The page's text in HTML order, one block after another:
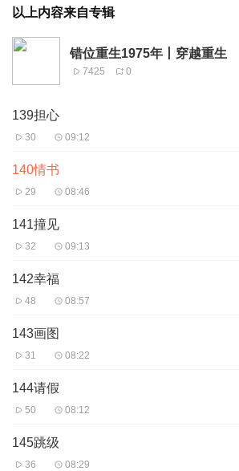
以上内容来自专辑
错位重生1975年丨穿越重生
7425 0
139担心
30 09:12
140情书
29 08:46
141撞见
32 09:13
142幸福
48 08:57
143画图
31 08:22
144请假
50 08:12
145跳级
36 08:29